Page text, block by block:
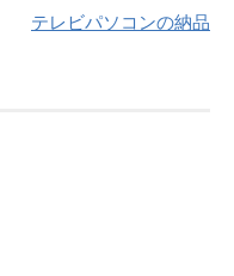
テレビパソコンの納品